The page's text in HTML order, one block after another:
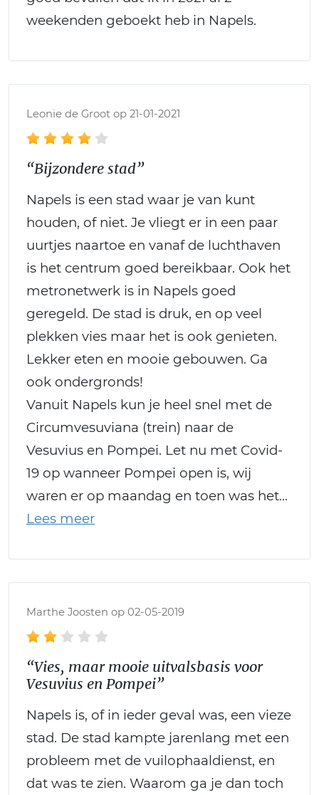
weekenden geboekt heb in Napels.
Leonie de Groot op 21-01-2021
“Bijzondere stad”
Napels is een stad waar je van kunt
houden, of niet. Je vliegt er in een paar
uurtjes naartoe en vanaf de luchthaven
is het centrum goed bereikbaar. Ook het
metronetwerk is in Napels goed
geregeld. De stad is druk, en op veel
plekken vies maar het is ook genieten.
Lekker eten en mooie gebouwen. Ga
ook ondergronds!
Vanuit Napels kun je heel snel met de
Circumvesuviana (trein) naar de
Vesuvius en Pompei. Let nu met Covid-
19 op wanneer Pompei open is, wij
waren er op maandag en toen was het
Marthe Joosten op 02-05-2019
“Vies, maar mooie uitvalsbasis voor
Vesuvius en Pompei”
Napels is, of in ieder geval was, een vieze
stad. De stad kampte jarenlang met een
probleem met de vuilophaaldienst, en
dat was te zien. Waarom ga je dan toch